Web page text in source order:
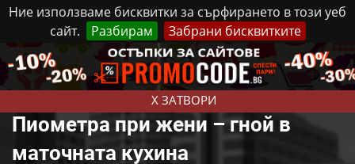
Ние използваме бисквитки за сърфирането в този уеб
сайт.
Разбирам Забрани бисквитките
X ЗАТВОРИ
Петък, 7 Август, 2026 Реклама Контакти
Пиометра при жени – гной в
маточната кухина